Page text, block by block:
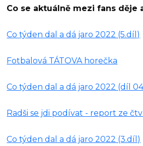
Co se aktuálně mezi fans děje
Co týden dal a dá jaro 2022 (5.díl)
Fotbalová TÁTOVA horečka
Co týden dal a dá jaro 2022 (díl
Radši se jdi podívat - report ze
Co týden dal a dá jaro 2022 (3.díl)